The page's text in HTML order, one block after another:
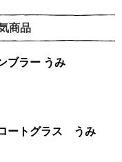
商品
ノラネコぐんだん タンブラー うみ
コぐんだん フロートグラス うみ